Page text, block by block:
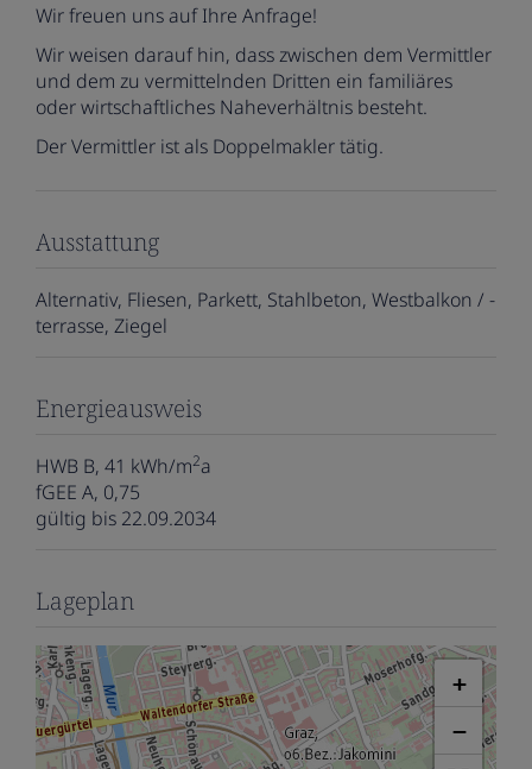
Wir freuen uns auf Ihre Anfrage!
Wir weisen darauf hin, dass zwischen dem Vermittler
und dem zu vermittelnden Dritten ein familiäres
oder wirtschaftliches Naheverhältnis besteht.
Der Vermittler ist als Doppelmakler tätig.
Ausstattung
Alternativ Fliesen Parkett Stahlbeton Westbalkon / -
terrasse Ziegel
Energieausweis
HWB B, 41 kWh/m2a
fGEE A, 0,75
gültig bis 22.09.2034
Lageplan
+
−